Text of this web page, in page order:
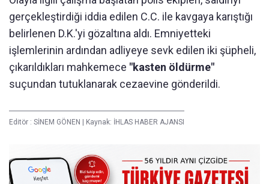
gerçekleştirdiği iddia edilen C.C. ile kavgaya karıştığı
belirlenen D.K.'yi gözaltına aldı. Emniyetteki
işlemlerinin ardından adliyeye sevk edilen iki şüpheli,
çıkarıldıkları mahkemece "kasten öldürme"
suçundan tutuklanarak cezaevine gönderildi.
Editör : SİNEM GÖNEN Kaynak: İHLAS HABER AJANSI